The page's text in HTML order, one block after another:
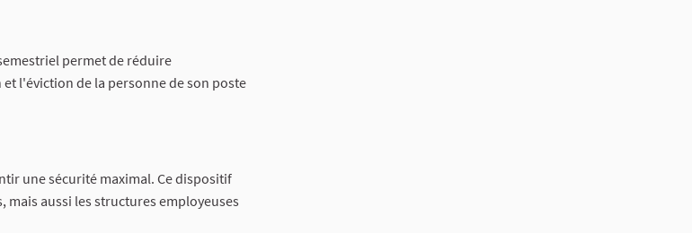
permet de réduire
l'éviction de la personne de son poste
une sécurité maximal. Ce dispositif
aussi les structures employeuses